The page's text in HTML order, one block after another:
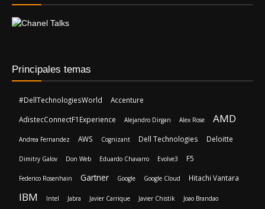
Principales temas
#DellTechnologiesWorld Accenture
AdistecConnectF1Experience Alejandro Dirgan Alex Rose AMD
Andrea Fernandez AWS Cognizant Dell Technologies Deloitte
Dimitry Galov Don Web Eduardo Chavarro Evolve3 F5
Federico Rosenhain Gartner Google Google Cloud Hitachi Vantara
IBM Intel Jabra Javier Carrique Javier Chistik Joao Brandao